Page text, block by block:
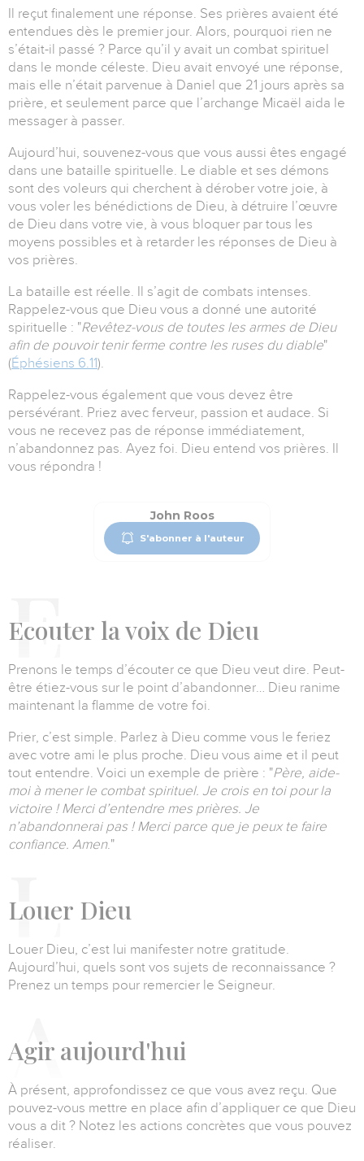
Il reçut finalement une réponse. Ses prières avaient été
entendues dès le premier jour. Alors, pourquoi rien ne
s’était-il passé ? Parce qu’il y avait un combat spirituel
dans le monde céleste. Dieu avait envoyé une réponse,
mais elle n’était parvenue à Daniel que 21 jours après sa
prière, et seulement parce que l’archange Micaël aida le
messager à passer.
Aujourd’hui, souvenez-vous que vous aussi êtes engagé
dans une bataille spirituelle. Le diable et ses démons
sont des voleurs qui cherchent à dérober votre joie, à
vous voler les bénédictions de Dieu, à détruire l’œuvre
de Dieu dans votre vie, à vous bloquer par tous les
moyens possibles et à retarder les réponses de Dieu à
vos prières.
La bataille est réelle. Il s’agit de combats intenses.
Rappelez-vous que Dieu vous a donné une autorité
spirituelle : "Revêtez-vous de toutes les armes de Dieu
afin de pouvoir tenir ferme contre les ruses du diable"
(Éphésiens 6.11).
Rappelez-vous également que vous devez être
persévérant. Priez avec ferveur, passion et audace. Si
vous ne recevez pas de réponse immédiatement,
n’abandonnez pas. Ayez foi. Dieu entend vos prières. Il
vous répondra !
John Roos
S'abonner à l'auteur
Ecouter la voix de Dieu
Prenons le temps d’écouter ce que Dieu veut dire. Peut-
être étiez-vous sur le point d’abandonner… Dieu ranime
maintenant la flamme de votre foi.
Prier, c’est simple. Parlez à Dieu comme vous le feriez
avec votre ami le plus proche. Dieu vous aime et il peut
tout entendre. Voici un exemple de prière : "Père, aide-
moi à mener le combat spirituel. Je crois en toi pour la
victoire ! Merci d’entendre mes prières. Je
n’abandonnerai pas ! Merci parce que je peux te faire
confiance. Amen."
Louer Dieu
Louer Dieu, c’est lui manifester notre gratitude.
Aujourd’hui, quels sont vos sujets de reconnaissance ?
Prenez un temps pour remercier le Seigneur.
Agir aujourd'hui
À présent, approfondissez ce que vous avez reçu. Que
pouvez-vous mettre en place afin d’appliquer ce que Dieu
vous a dit ? Notez les actions concrètes que vous pouvez
réaliser.